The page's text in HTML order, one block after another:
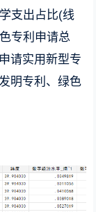
支出占比(线
专利申请总
请实用新型专
明专利、绿色